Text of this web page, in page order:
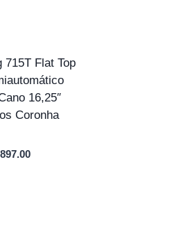
715T Flat Top
16,25″
Coronha
O